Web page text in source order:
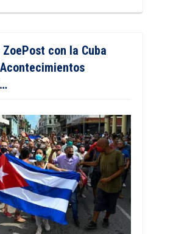
con la Cuba